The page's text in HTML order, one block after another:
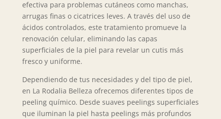
efectiva para problemas cutáneos como manchas,
arrugas finas o cicatrices leves. A través del uso de
ácidos controlados, este tratamiento promueve la
renovación celular, eliminando las capas
superficiales de la piel para revelar un cutis más
fresco y uniforme.
Dependiendo de tus necesidades y del tipo de piel,
en La Rodalia Belleza ofrecemos diferentes tipos de
peeling químico. Desde suaves peelings superficiales
que iluminan la piel hasta peelings más profundos